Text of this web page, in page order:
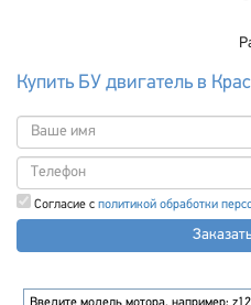
Купить БУ двигатель в
Согласие с политикой обработки